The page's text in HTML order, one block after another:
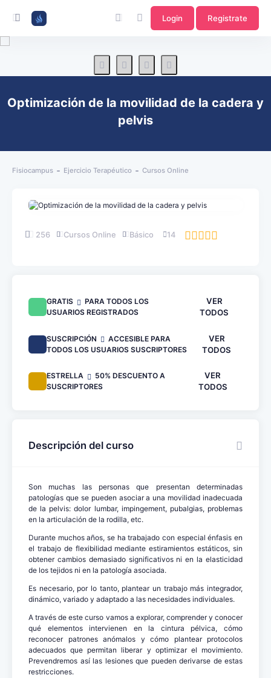
Login Registrate
Optimización de la movilidad de la cadera y
pelvis
Fisiocampus Ejercicio Terapéutico Cursos Online
256 Cursos Online Básico 14
GRATIS
PARA TODOS LOS
USUARIOS REGISTRADOS
VER
TODOS
SUSCRIPCIÓN
ACCESIBLE PARA
TODOS LOS USUARIOS SUSCRIPTORES
VER
TODOS
ESTRELLA
50% DESCUENTO A
SUSCRIPTORES
VER
TODOS
Descripción del curso
Son muchas las personas que presentan determinadas
patologías que se pueden asociar a una movilidad inadecuada
de la pelvis: dolor lumbar, impingement, pubalgias, problemas
en la articulación de la rodilla, etc.
Durante muchos años, se ha trabajado con especial énfasis en
el trabajo de flexibilidad mediante estiramientos estáticos, sin
obtener cambios demasiado significativos ni en la elasticidad
de los tejidos ni en la patología asociada.
Es necesario, por lo tanto, plantear un trabajo más integrador,
dinámico, variado y adaptado a las necesidades individuales.
A través de este curso vamos a explorar, comprender y conocer
qué elementos intervienen en la cintura pélvica, cómo
reconocer patrones anómalos y cómo plantear protocolos
adecuados que permitan liberar y optimizar el movimiento.
Prevendremos así las lesiones que pueden derivarse de estas
restricciones.